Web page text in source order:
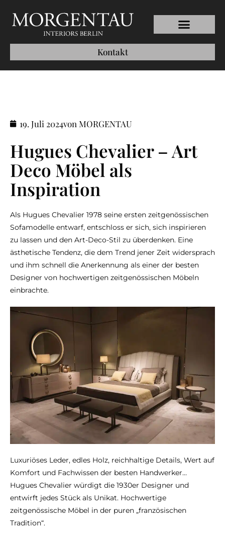
Kontakt
19. Juli 2024von MORGENTAU
Hugues Chevalier – Art
Deco Möbel als
Inspiration
Als Hugues Chevalier 1978 seine ersten zeitgenössischen
Sofamodelle entwarf, entschloss er sich, sich inspirieren
zu lassen und den Art-Deco-Stil zu überdenken. Eine
ästhetische Tendenz, die dem Trend jener Zeit widersprach
und ihm schnell die Anerkennung als einer der besten
Designer von hochwertigen zeitgenössischen Möbeln
einbrachte.
Luxuriöses Leder, edles Holz, reichhaltige Details, Wert auf
Komfort und Fachwissen der besten Handwerker…
Hugues Chevalier würdigt die 1930er Designer und
entwirft jedes Stück als Unikat. Hochwertige
zeitgenössische Möbel in der puren „französischen
Tradition“.